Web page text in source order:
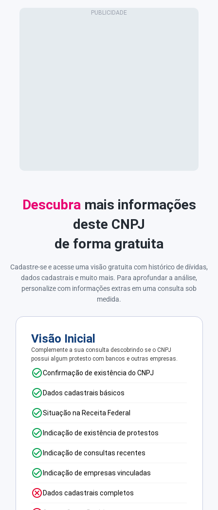
Descubra mais informações
deste CNPJ
de forma gratuita
Cadastre-se e acesse uma visão gratuita com histórico de dívidas,
dados cadastrais e muito mais. Para aprofundar a análise,
personalize com informações extras em uma consulta sob
medida.
Visão Inicial
Complemente a sua consulta descobrindo se o CNPJ
possui algum protesto com bancos e outras empresas.
Confirmação de existência do CNPJ
Dados cadastrais básicos
Situação na Receita Federal
Indicação de existência de protestos
Indicação de consultas recentes
Indicação de empresas vinculadas
Dados cadastrais completos